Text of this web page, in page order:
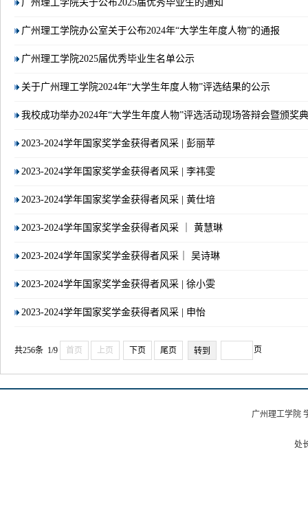
广州理工学院关于公布2025届优秀毕业生的通知
广州理工学院办公室关于公布2024年“大学生年度人物”的通报
广州理工学院2025届优秀毕业生名单公示
关于广州理工学院2024年“大学生年度人物”评选结果的公示
我校成功举办2024年“大学生年度人物”评选活动现场答辩会暨颁奖
2023-2024学年国家奖学金获得者风采 | 彭丽苹
2023-2024学年国家奖学金获得者风采 | 李祎雯
2023-2024学年国家奖学金获得者风采 | 黄仕培
2023-2024学年国家奖学金获得者风采 ｜ 黄慧琳
2023-2024学年国家奖学金获得者风采｜ 吴诗琳
2023-2024学年国家奖学金获得者风采 | 徐小雯
2023-2024学年国家奖学金获得者风采 | 申怡
共256条 1/9 首页 上页 下页 尾页 页
广州理工学院
处